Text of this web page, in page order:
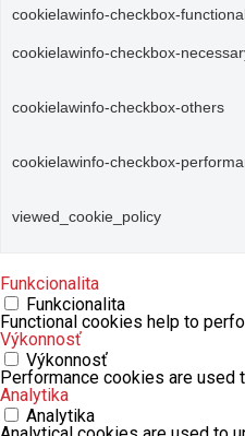
cookielawinfo-checkbox-functional
cookielawinfo-checkbox-
cookielawinfo-checkbox-others
cookielawinfo-checkbox-
viewed_cookie_policy
Funkcionalita
Funkcionalita
Functional cookies help to
Výkonnosť
Výkonnosť
Performance cookies are used
Analytika
Analytika